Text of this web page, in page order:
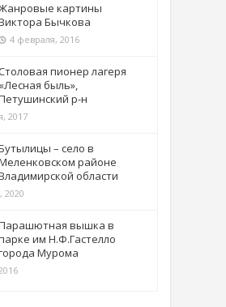
картины
Бычкова
4 февраля, 2016
пионер лагеря
«Лесная быль»,
р-н
2017
– село в
районе
области
2020
вышка в
им Н.Ф.Гастелло
Мурома